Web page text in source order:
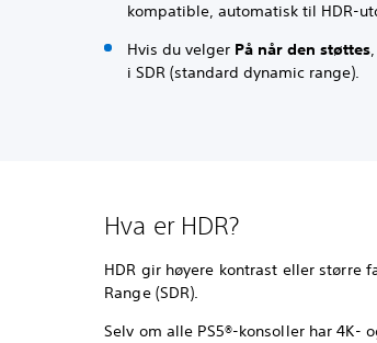
kompatible, automatisk til HDR-
Hvis du velger På når den støttes
i SDR (standard dynamic range).
Hva er HDR?
HDR gir høyere kontrast eller større
Range (SDR).
Selv om alle PS5®-konsoller har 4K-